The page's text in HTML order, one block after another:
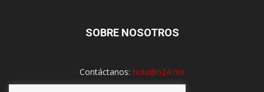
SOBRE NOSOTROS
Contáctanos: hola@n24.mx